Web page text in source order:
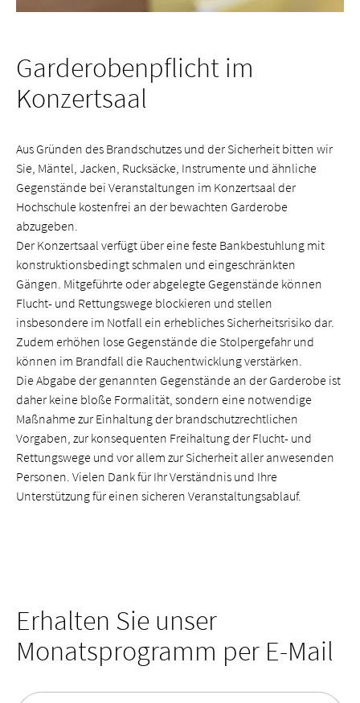
Garderobenpflicht im
Konzertsaal
Aus Gründen des Brandschutzes und der Sicherheit bitten wir
Sie, Mäntel, Jacken, Rucksäcke, Instrumente und ähnliche
Gegenstände bei Veranstaltungen im Konzertsaal der
Hochschule kostenfrei an der bewachten Garderobe
abzugeben.
Der Konzertsaal verfügt über eine feste Bankbestuhlung mit
konstruktionsbedingt schmalen und eingeschränkten
Gängen. Mitgeführte oder abgelegte Gegenstände können
Flucht- und Rettungswege blockieren und stellen
insbesondere im Notfall ein erhebliches Sicherheitsrisiko dar.
Zudem erhöhen lose Gegenstände die Stolpergefahr und
können im Brandfall die Rauchentwicklung verstärken.
Die Abgabe der genannten Gegenstände an der Garderobe ist
daher keine bloße Formalität, sondern eine notwendige
Maßnahme zur Einhaltung der brandschutzrechtlichen
Vorgaben, zur konsequenten Freihaltung der Flucht- und
Rettungswege und vor allem zur Sicherheit aller anwesenden
Personen. Vielen Dank für Ihr Verständnis und Ihre
Unterstützung für einen sicheren Veranstaltungsablauf.
Erhalten Sie unser
Monatsprogramm per E-Mail